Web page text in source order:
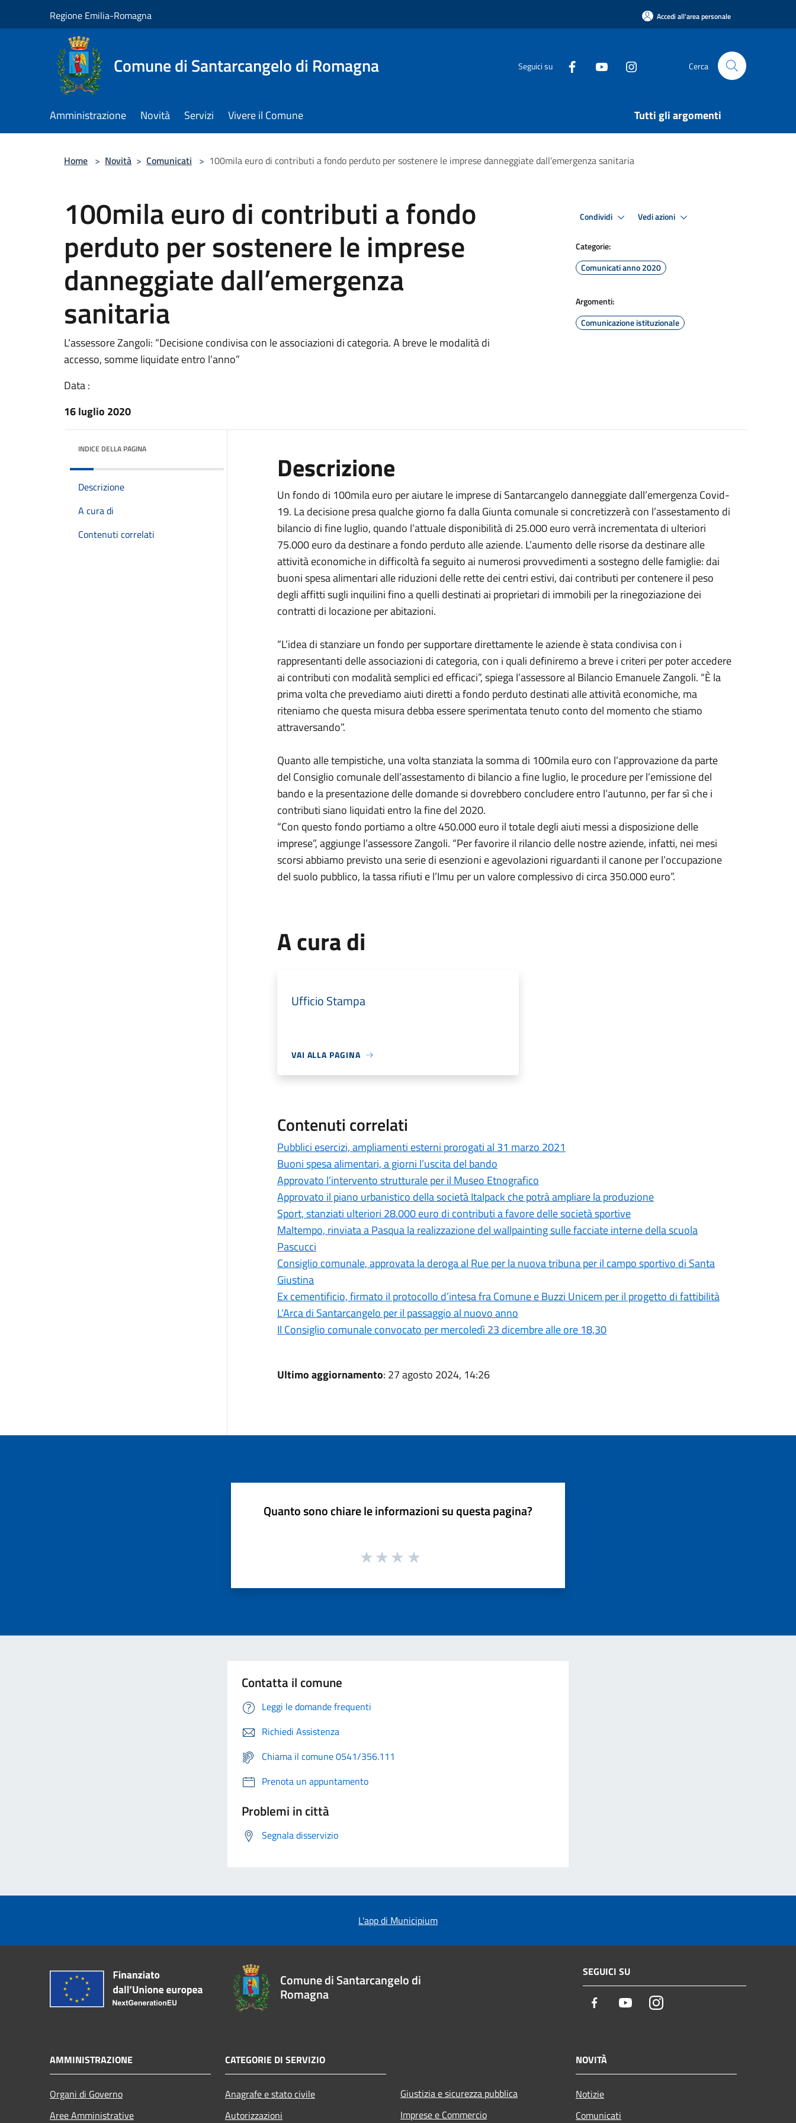
Regione Emilia-Romagna Accedi all'area personale
Comune di Santarcangelo di Romagna Seguici su Cerca
Amministrazione Novità Servizi Vivere il Comune Tutti gli argomenti
Home > Novità > Comunicati > 100mila euro di contributi a fondo perduto per sostenere le imprese danneggiate dall’emergenza sanitaria
100mila euro di contributi a fondo
perduto per sostenere le imprese
danneggiate dall’emergenza
sanitaria
L’assessore Zangoli: “Decisione condivisa con le associazioni di categoria. A breve le modalità di
accesso, somme liquidate entro l’anno”
Data :
16 luglio 2020
Condividi Vedi azioni
Categorie:
Comunicati anno 2020
Argomenti:
Comunicazione istituzionale
INDICE DELLA PAGINA
Descrizione
A cura di
Contenuti correlati
Descrizione
Un fondo di 100mila euro per aiutare le imprese di Santarcangelo danneggiate dall’emergenza Covid-
19. La decisione presa qualche giorno fa dalla Giunta comunale si concretizzerà con l’assestamento di
bilancio di fine luglio, quando l’attuale disponibilità di 25.000 euro verrà incrementata di ulteriori
75.000 euro da destinare a fondo perduto alle aziende. L’aumento delle risorse da destinare alle
attività economiche in difficoltà fa seguito ai numerosi provvedimenti a sostegno delle famiglie: dai
buoni spesa alimentari alle riduzioni delle rette dei centri estivi, dai contributi per contenere il peso
degli affitti sugli inquilini fino a quelli destinati ai proprietari di immobili per la rinegoziazione dei
contratti di locazione per abitazioni.
“L’idea di stanziare un fondo per supportare direttamente le aziende è stata condivisa con i
rappresentanti delle associazioni di categoria, con i quali definiremo a breve i criteri per poter accedere
ai contributi con modalità semplici ed efficaci”, spiega l’assessore al Bilancio Emanuele Zangoli. “È la
prima volta che prevediamo aiuti diretti a fondo perduto destinati alle attività economiche, ma
riteniamo che questa misura debba essere sperimentata tenuto conto del momento che stiamo
attraversando”.
Quanto alle tempistiche, una volta stanziata la somma di 100mila euro con l’approvazione da parte
del Consiglio comunale dell’assestamento di bilancio a fine luglio, le procedure per l’emissione del
bando e la presentazione delle domande si dovrebbero concludere entro l’autunno, per far sì che i
contributi siano liquidati entro la fine del 2020.
“Con questo fondo portiamo a oltre 450.000 euro il totale degli aiuti messi a disposizione delle
imprese”, aggiunge l’assessore Zangoli. “Per favorire il rilancio delle nostre aziende, infatti, nei mesi
scorsi abbiamo previsto una serie di esenzioni e agevolazioni riguardanti il canone per l’occupazione
del suolo pubblico, la tassa rifiuti e l’Imu per un valore complessivo di circa 350.000 euro”.
A cura di
Ufficio Stampa
VAI ALLA PAGINA
Contenuti correlati
Pubblici esercizi, ampliamenti esterni prorogati al 31 marzo 2021
Buoni spesa alimentari, a giorni l’uscita del bando
Approvato l’intervento strutturale per il Museo Etnografico
Approvato il piano urbanistico della società Italpack che potrà ampliare la produzione
Sport, stanziati ulteriori 28.000 euro di contributi a favore delle società sportive
Maltempo, rinviata a Pasqua la realizzazione del wallpainting sulle facciate interne della scuola
Pascucci
Consiglio comunale, approvata la deroga al Rue per la nuova tribuna per il campo sportivo di Santa
Giustina
Ex cementificio, firmato il protocollo d’intesa fra Comune e Buzzi Unicem per il progetto di fattibilità
L’Arca di Santarcangelo per il passaggio al nuovo anno
Il Consiglio comunale convocato per mercoledì 23 dicembre alle ore 18,30
Ultimo aggiornamento: 27 agosto 2024, 14:26
Quanto sono chiare le informazioni su questa pagina?
Contatta il comune
Leggi le domande frequenti
Richiedi Assistenza
Chiama il comune 0541/356.111
Prenota un appuntamento
Problemi in città
Segnala disservizio
L'app di Municipium
Comune di Santarcangelo di
Romagna
SEGUICI SU
Facebook YoutubeInstagram
AMMINISTRAZIONE
Organi di Governo
Aree Amministrative
CATEGORIE DI SERVIZIO
Anagrafe e stato civile
Autorizzazioni
Giustizia e sicurezza pubblica
Imprese e Commercio
NOVITÀ
Notizie
Comunicati